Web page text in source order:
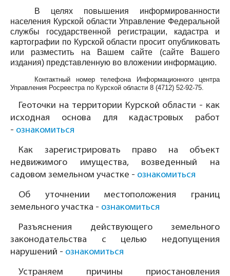
В целях повышения информированности
населения Курской области Управление Федеральной
службы государственной регистрации, кадастра и
картографии по Курской области просит опубликовать
или разместить на Вашем сайте (сайте Вашего
издания) представленную во вложении информацию.
Контактный номер телефона Информационного центра
Управления Росреестра по Курской области 8 (4712) 52-92-75.
Геоточки на территории Курской области - как
исходная основа для кадастровых работ
- ознакомиться
Как зарегистрировать право на объект
недвижимого имущества, возведенный на
садовом земельном участке - ознакомиться
Об уточнении местоположения границ
земельного участка - ознакомиться
Разъяснения действующего земельного
законодательства с целью недопущения
нарушений - ознакомиться
Устраняем причины приостановления